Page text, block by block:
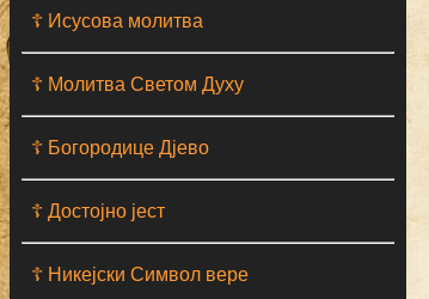
☦ Исусова молитва
☦ Молитва Светом Духу
☦ Богородице Дјево
☦ Достојно јест
☦ Никејски Символ вере